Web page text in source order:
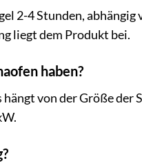
2-4 Stunden,
liegt dem Produkt bei.
haben?
von der Größe der